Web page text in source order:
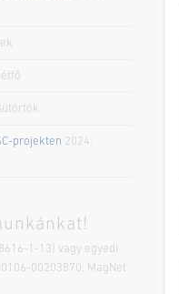
projekten 2024.
1-13) vagy egyedi
00203870, MagNet